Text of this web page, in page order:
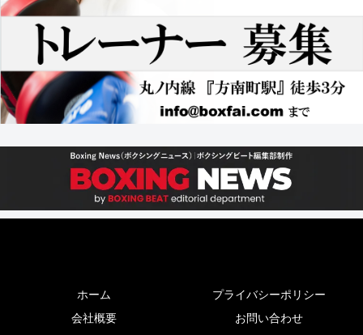
ホーム
プライバシーポリシー
会社概要
お問い合わせ